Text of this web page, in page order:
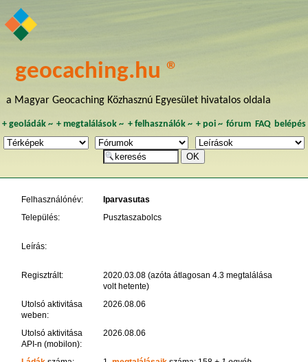
geocaching.hu ®
a Magyar Geocaching Közhasznú Egyesület hivatalos oldala
+ geoládák~ +megtalálások ~ + felhasználók~ + poi~ fórum FAQ belépés
Felhasználónév:
Iparvasutas
Település:
Pusztaszabolcs
Leírás:
Regisztrált:
2020.03.08 (azóta átlagosan 4.3 megtalálása
volt hetente)
Utolsó aktivitása
weben:
2026.08.06
Utolsó aktivitása
API-n (mobilon):
2026.08.06